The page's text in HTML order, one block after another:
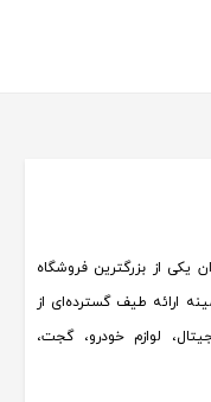
یکی از بزرگترین فروشگاه
ارائه طیف گسترده‌ای از
لوازم خودرو، گجت،